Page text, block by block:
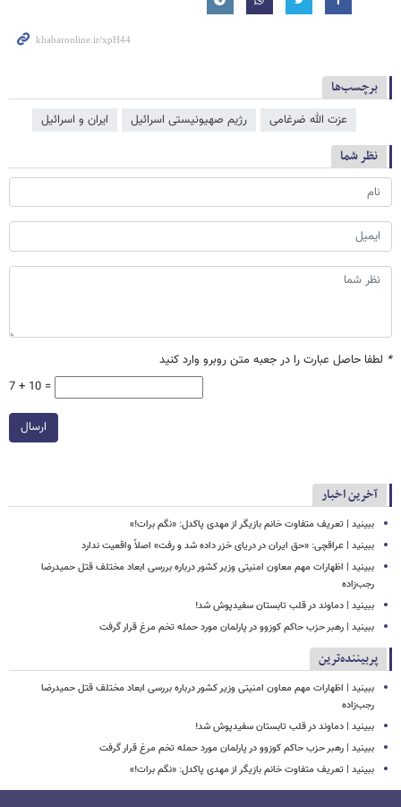
برچسب‌ها
عزت الله ضرغامی رژیم صهیونیستی اسرائیل ایران و اسرائیل
نظر شما
* لطفا حاصل عبارت را در جعبه متن روبرو وارد کنید
7 + 10 =
ارسال
آخرین اخبار
ببینید | تعریف متفاوت خانم بازیگر از مهدی پاکدل: «نگم برات!»
ببینید | عراقچی: «حق ایران در دریای خزر داده شد و رفت» اصلاً واقعیت ندارد
ببینید | اظهارات مهم معاون امنیتی وزیر کشور درباره بررسی ابعاد مختلف قتل حمیدرضا
رجب‌زاده
ببینید | دماوند در قلب تابستان سفیدپوش شد!
ببینید | رهبر حزب حاکم کوزوو در پارلمان مورد حمله تخم مرغ قرار گرفت
پربیننده‌ترین
ببینید | اظهارات مهم معاون امنیتی وزیر کشور درباره بررسی ابعاد مختلف قتل حمیدرضا
رجب‌زاده
ببینید | دماوند در قلب تابستان سفیدپوش شد!
ببینید | رهبر حزب حاکم کوزوو در پارلمان مورد حمله تخم مرغ قرار گرفت
ببینید | تعریف متفاوت خانم بازیگر از مهدی پاکدل: «نگم برات!»